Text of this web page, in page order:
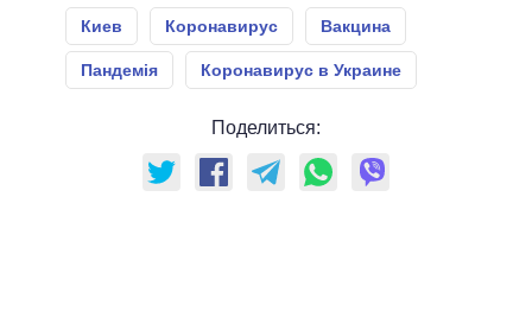
Киев Коронавирус Вакцина
Пандемія Коронавирус в Украине
Поделиться: